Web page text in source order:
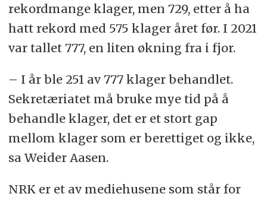
rekordmange klager, men 729, etter å ha
hatt rekord med 575 klager året før. I 2021
var tallet 777, en liten økning fra i fjor.
– I år ble 251 av 777 klager behandlet.
Sekretæriatet må bruke mye tid på å
behandle klager, det er et stort gap
mellom klager som er berettiget og ikke,
sa Weider Aasen.
NRK er et av mediehusene som står for